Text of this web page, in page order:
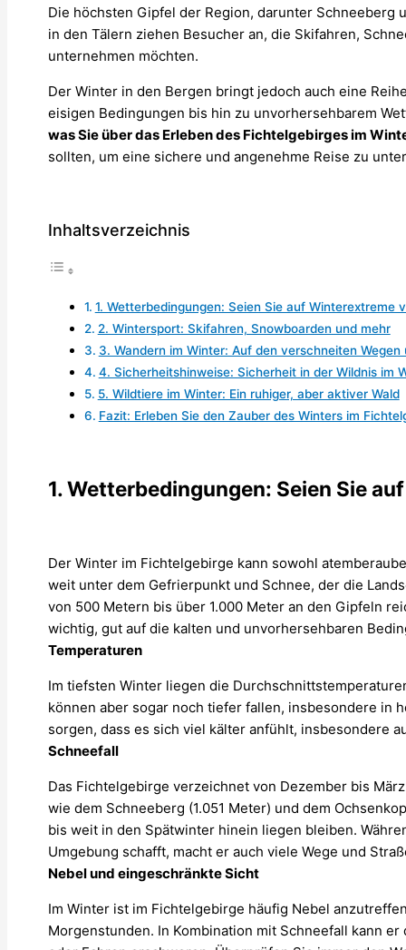
Die höchsten Gipfel der Region, darunter Schneeberg
in den Tälern ziehen Besucher an, die Skifahren,
unternehmen möchten.
Der Winter in den Bergen bringt jedoch auch eine
eisigen Bedingungen bis hin zu unvorhersehbarem
was Sie über das Erleben des Fichtelgebirges im
sollten, um eine sichere und angenehme Reise zu
Inhaltsverzeichnis
1. Wetterbedingungen: Seien Sie auf Winterextreme
2. Wintersport: Skifahren, Snowboarden und mehr
3. Wandern im Winter: Auf den verschneiten Wegen
4. Sicherheitshinweise: Sicherheit in der Wildnis im
5. Wildtiere im Winter: Ein ruhiger, aber aktiver Wald
Fazit: Erleben Sie den Zauber des Winters im
1. Wetterbedingungen: Seien Sie
Der Winter im Fichtelgebirge kann sowohl
weit unter dem Gefrierpunkt und Schnee, der die
von 500 Metern bis über 1.000 Meter an den Gipfeln
wichtig, gut auf die kalten und unvorhersehbaren
Temperaturen
Im tiefsten Winter liegen die
können aber sogar noch tiefer fallen, insbesondere in
sorgen, dass es sich viel kälter anfühlt, insbesondere
Schneefall
Das Fichtelgebirge verzeichnet von Dezember bis
wie dem Schneeberg (1.051 Meter) und dem
bis weit in den Spätwinter hinein liegen bleiben.
Umgebung schafft, macht er auch viele Wege und
Nebel und eingeschränkte Sicht
Im Winter ist im Fichtelgebirge häufig Nebel
Morgenstunden. In Kombination mit Schneefall kann